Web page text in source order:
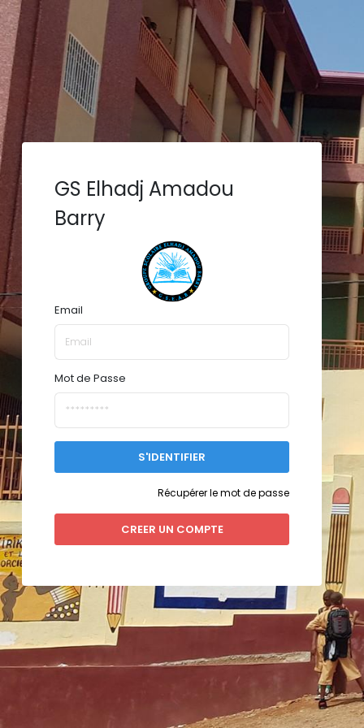
GS Elhadj Amadou
Barry
Email
Mot de Passe
S'IDENTIFIER
Récupérer le mot de passe
CREER UN COMPTE